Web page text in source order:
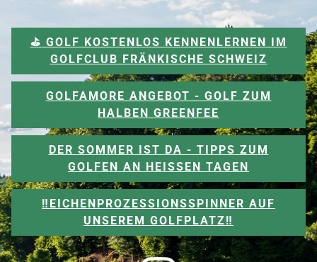
⛳️ GOLF KOSTENLOS KENNENLERNEN IM
GOLFCLUB FRÄNKISCHE SCHWEIZ
GOLFAMORE ANGEBOT - GOLF ZUM
HALBEN GREENFEE
DER SOMMER IST DA - TIPPS ZUM
GOLFEN AN HEISSEN TAGEN
‼️EICHENPROZESSIONSSPINNER AUF
UNSEREM GOLFPLATZ‼️